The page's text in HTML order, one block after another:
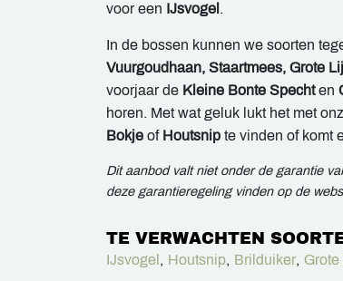
voor een IJsvogel .
In de bossen kunnen we soorten
Vuurgoudhaan, Staartmees, Grote
voorjaar de Kleine Bonte Spechten
horen. Met wat geluk lukt het met
Bokje of Houtsnip te vinden of komt
Dit aanbod valt niet onder de garantie
deze garantieregeling vinden op de
TE VERWACHTEN
IJsvogel , Houtsnip, Brilduiker,